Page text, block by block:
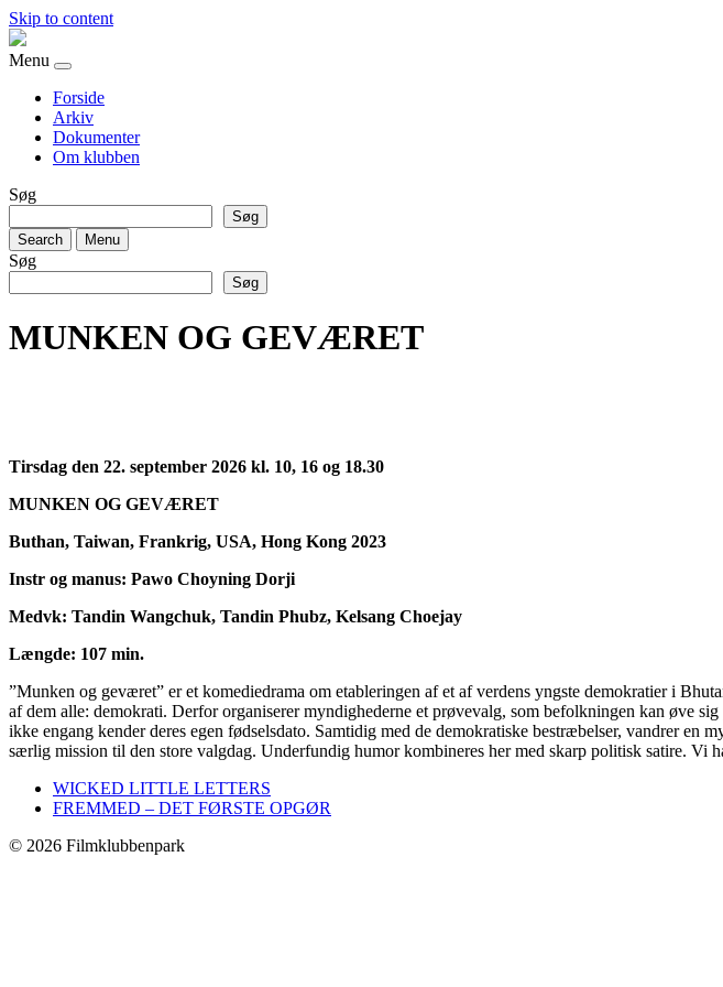
Skip to content
Menu
Forside
Arkiv
Dokumenter
Om klubben
Søg
Søg
Search
Menu
Søg
Søg
MUNKEN OG GEVÆRET
Tirsdag den 22. september 2026 kl. 10, 16 og 18.30
MUNKEN OG GEVÆRET
Buthan, Taiwan, Frankrig, USA, Hong Kong 2023
Instr og manus: Pawo Choyning Dorji
Medvk: Tandin Wangchuk, Tandin Phubz, Kelsang Choejay
Længde: 107 min.
”Munken og geværet” er et komediedrama om etableringen af et af verdens yngste demokratier i
af dem alle: demokrati. Derfor organiserer myndighederne et prøvevalg, som befolkningen kan øve
ikke engang kender deres egen fødselsdato. Samtidig med de demokratiske bestræbelser, vandrer
særlig mission til den store valgdag. Underfundig humor kombineres her med skarp politisk satire. Vi
WICKED LITTLE LETTERS
FREMMED – DET FØRSTE OPGØR
© 2026 Filmklubbenpark